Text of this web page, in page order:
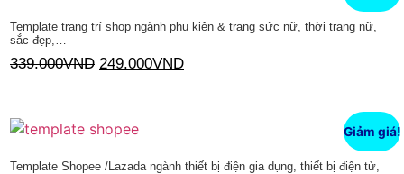
Template trang trí shop ngành phụ kiện & trang sức nữ, thời trang nữ,
sắc đẹp,…
339.000VND 249.000VND
Giảm giá!
Template Shopee /Lazada ngành thiết bị điện gia dụng, thiết bị điện tử,